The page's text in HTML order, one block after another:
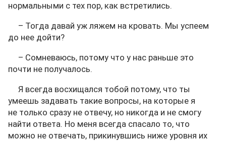
нормальными с тех пор, как встретились.
– Тогда давай уж ляжем на кровать. Мы успеем
до нее дойти?
– Сомневаюсь, потому что у нас раньше это
почти не получалось.
Я всегда восхищался тобой потому, что ты
умеешь задавать такие вопросы, на которые я
не только сразу не отвечу, но никогда и не смогу
найти ответа. Но меня всегда спасало то, что
можно не отвечать, прикинувшись ниже уровня их